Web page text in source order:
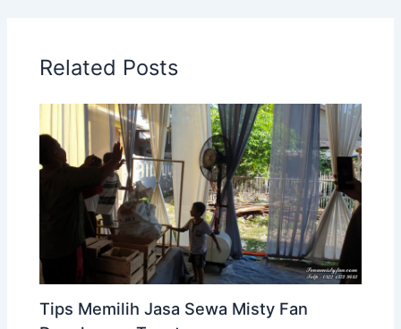
Related Posts
Tips Memilih Jasa Sewa Misty Fan